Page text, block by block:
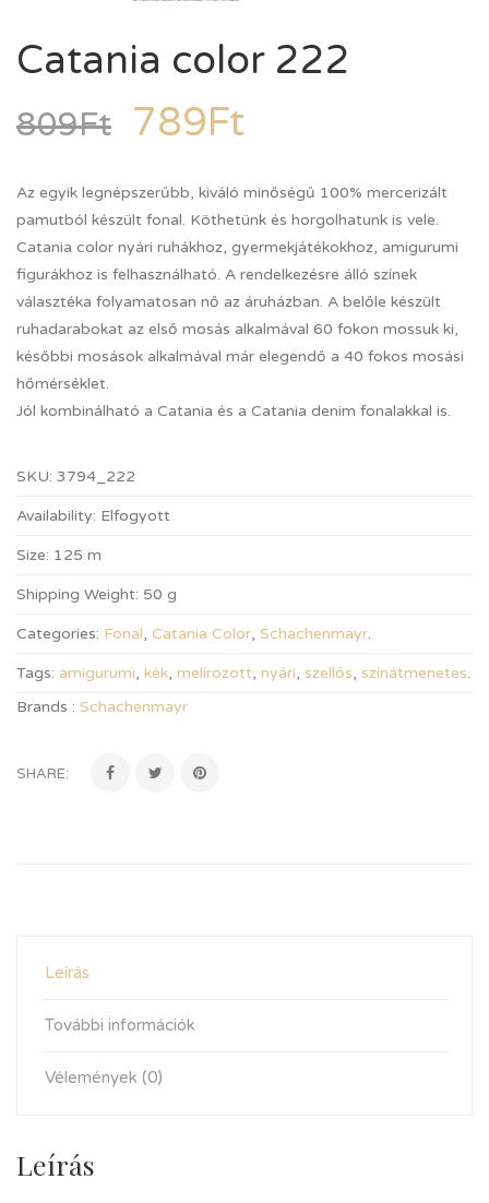
Catania color 222
809Ft 789Ft
Az egyik legnépszerűbb, kiváló minőségű 100% mercerizált
pamutból készült fonal. Köthetünk és horgolhatunk is vele.
Catania color nyári ruhákhoz, gyermekjátékokhoz, amigurumi
figurákhoz is felhasználható. A rendelkezésre álló színek
választéka folyamatosan nő az áruházban. A belőle készült
ruhadarabokat az első mosás alkalmával 60 fokon mossuk ki,
későbbi mosások alkalmával már elegendő a 40 fokos mosási
hőmérséklet.
Jól kombinálható a Catania és a Catania denim fonalakkal is.
SKU: 3794_222
Availability: Elfogyott
Size: 125 m
Shipping Weight: 50 g
Categories: Fonal, Catania Color, Schachenmayr.
Tags: amigurumi, kék, melírozott, nyári, szellős, színátmenetes.
Brands : Schachenmayr
SHARE:
Leírás
További információk
Vélemények (0)
Leírás